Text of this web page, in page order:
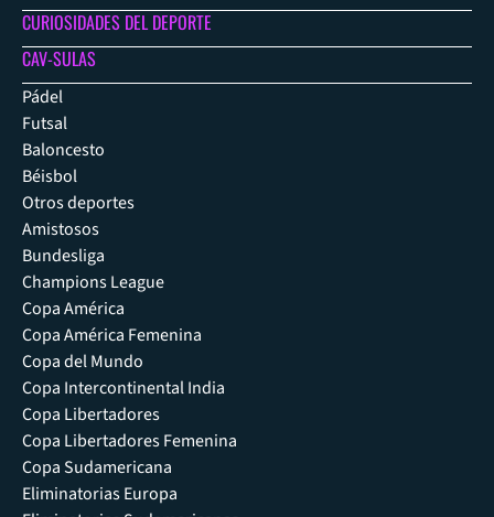
CURIOSIDADES DEL DEPORTE
CAV-SULAS
Pádel
Futsal
Baloncesto
Béisbol
Otros deportes
Amistosos
Bundesliga
Champions League
Copa América
Copa América Femenina
Copa del Mundo
Copa Intercontinental India
Copa Libertadores
Copa Libertadores Femenina
Copa Sudamericana
Eliminatorias Europa